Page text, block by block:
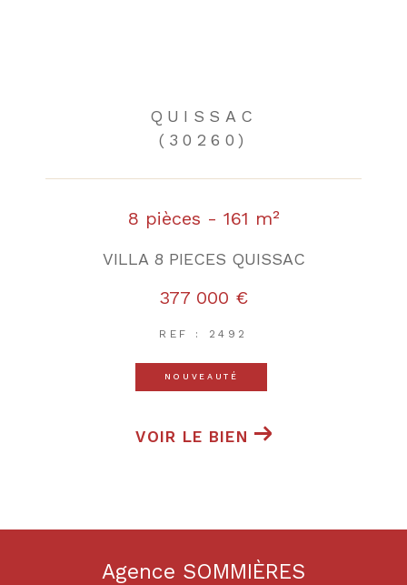
QUISSAC
(30260)
8 pièces - 161 m²
VILLA 8 PIECES QUISSAC
377 000 €
REF : 2492
NOUVEAUTÉ
VOIR LE BIEN
Agence SOMMIÈRES